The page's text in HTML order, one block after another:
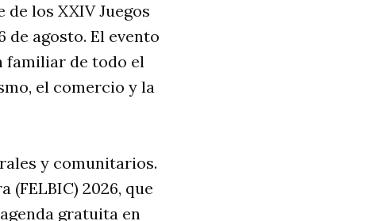
los XXIV Juegos
de agosto. El evento
familiar de todo el
el comercio y la
y comunitarios.
2026, que
gratuita en